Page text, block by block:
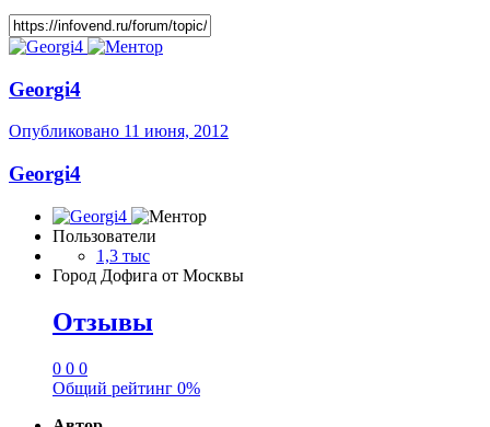
Georgi4
Опубликовано 11 июня, 2012
Georgi4
Пользователи
1,3 тыс
Город Дофига от Москвы
Отзывы
0 0 0
Общий рейтинг 0%